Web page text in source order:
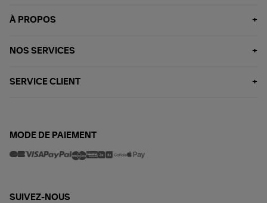
À PROPOS
NOS SERVICES
SERVICE CLIENT
MODE DE PAIEMENT
SUIVEZ-NOUS